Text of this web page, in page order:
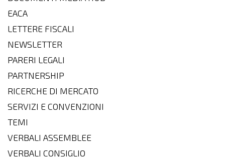
EACA
LETTERE FISCALI
NEWSLETTER
PARERI LEGALI
PARTNERSHIP
RICERCHE DI MERCATO
SERVIZI E CONVENZIONI
TEMI
VERBALI ASSEMBLEE
VERBALI CONSIGLIO